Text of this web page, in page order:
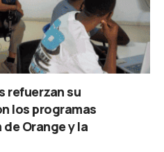
refuerzan su
los programas
Orange y la